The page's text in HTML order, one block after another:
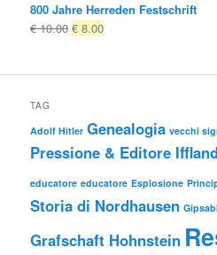
800 Jahre Herreden Festschrift
€10.00 Il
€ 8.00Il
TAG
Adolf Hitler Genealogia vecchi
Pressione & Editore
educatore educatore Esplosione
Storia di Nordhausen
Grafschaft Hohnstein